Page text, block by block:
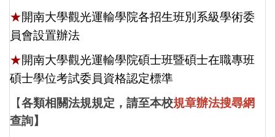
★開南大學觀光運輸學院各招生班別系級學術委
員會設置辦法
★開南大學觀光運輸學院碩士班暨碩士在職專班
碩士學位考試委員資格認定標準
【各類相關法規規定，請至本校規章辦法搜尋網
查詢】